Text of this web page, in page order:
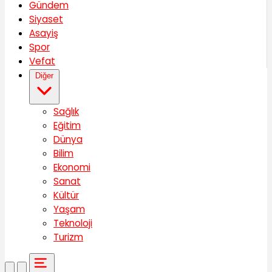
Gündem
Siyaset
Asayiş
Spor
Vefat
Diğer
Sağlık
Eğitim
Dünya
Bilim
Ekonomi
Sanat
Kültür
Yaşam
Teknoloji
Turizm